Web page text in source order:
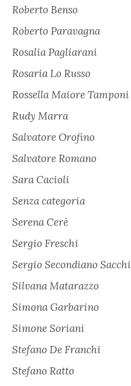
Roberto Benso
Roberto Paravagna
Rosalia Pagliarani
Rosaria Lo Russo
Rossella Maiore Tamponi
Rudy Marra
Salvatore Orofino
Salvatore Romano
Sara Cacioli
Senza categoria
Serena Cerè
Sergio Freschi
Sergio Secondiano Sacchi
Silvana Matarazzo
Simona Garbarino
Simone Soriani
Stefano De Franchi
Stefano Ratto